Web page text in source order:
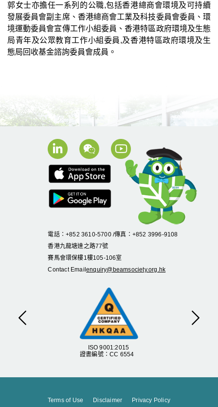
郭女士亦擔任一系列的公職,包括香港總商會環境及可持續
發展委員會副主席、香港總商會工業及科技委員會委員、環
境運動委員會宣傳工作小組委員、香港特區政府環境及生態
局青年及公眾教育工作小組委員,及香港特區政府環境及生
態局回收基金諮詢委員會成員。
ISO 9001:2015
證書編號：CC 6554
Previous Next
電話：+852 3610-5700 /傳真：+852 3996-9108
香港九龍塘達之路77號
賽馬會環保樓1樓105-106室
Contact Email enquiry@beamsociety.org.hk
Terms of Use Disclaimer Privacy Policy